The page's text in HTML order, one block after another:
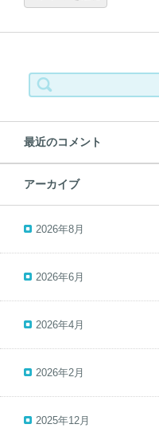
索:
最近のコメント
アーカイブ
2026年8月
2026年6月
2026年4月
2026年2月
2025年12月